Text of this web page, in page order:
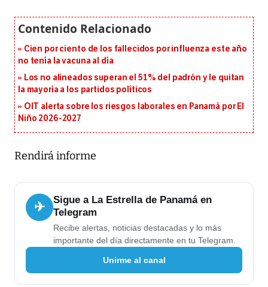
Cien por ciento de los fallecidos por influenza este año
no tenía la vacuna al día
Los no alineados superan el 51% del padrón y le quitan
la mayoría a los partidos políticos
OIT alerta sobre los riesgos laborales en Panamá por El
Niño 2026-2027
Rendirá informe
✈
Sigue a La Estrella de Panamá en
Telegram
Recibe alertas, noticias destacadas y lo más
importante del día directamente en tu Telegram.
Unirme al canal